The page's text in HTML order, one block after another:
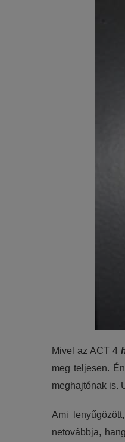
Mivel az ACT 4
meg teljesen.
meghajtónak is.
Ami
netovábbja,